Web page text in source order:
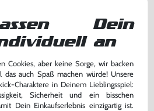
Dein
an
Cookies, aber keine Sorge, wir backen
das auch Spaß machen würde! Unsere
Charaktere in Deinem Lieblingsspiel:
Sicherheit und ein bisschen
Dein Einkaufserlebnis einzigartig ist.